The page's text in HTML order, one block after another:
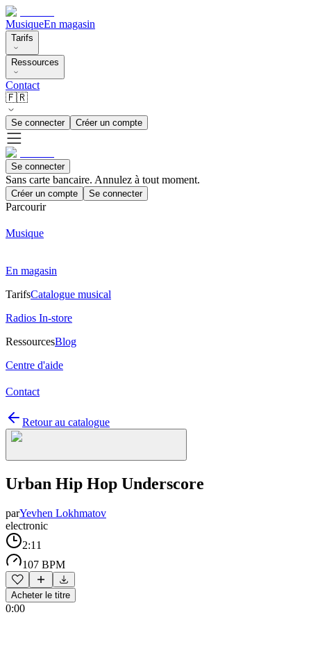
MusiqueEn magasin
Tarifs
Ressources
Contact
🇫🇷
Se connecter Créer un compte
Se connecter
Sans carte bancaire. Annulez à tout moment.
Créer un compte Se connecter
Parcourir
Musique
En magasin
TarifsCatalogue musical
Radios In-store
RessourcesBlog
Centre d'aide
Contact
Retour au catalogue
Urban Hip Hop Underscore
parYevhen Lokhmatov
electronic
2:11
107 BPM
Acheter le titre
0:00